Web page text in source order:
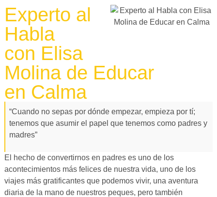
Experto al
Habla
con Elisa
Molina de Educar
en Calma
“Cuando no sepas por dónde empezar, empieza por tí;
tenemos que asumir el papel que tenemos como padres y
madres”
El hecho de convertirnos en padres es uno de los
acontecimientos más felices de nuestra vida, uno de los
viajes más gratificantes que podemos vivir, una aventura
diaria de la mano de nuestros peques, pero también